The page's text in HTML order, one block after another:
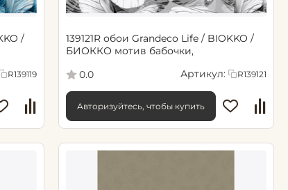
/
R139119
139121R обои Grandeco Life / BIOKKO /
БИОККО мотив бабочки,
0.0
Артикул: R139121
Авторизуйтесь, чтобы купить